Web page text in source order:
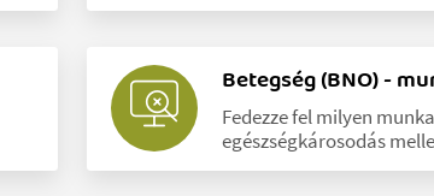
Betegség (BNO) -
Fedezze fel milyen
egészségkárosodás